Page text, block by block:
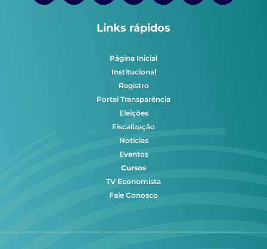
Links rápidos
Página Inicial
Institucional
Registro
Portal Transparência
Eleições
Fiscalização
Notícias
Eventos
Cursos
TV Economista
Fale Conosco